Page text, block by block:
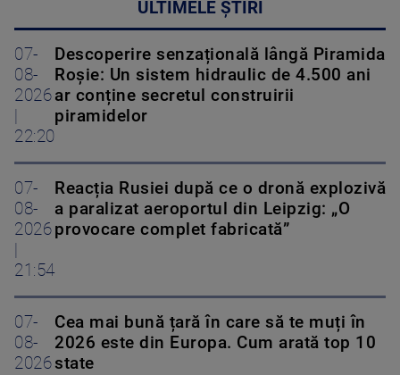
ULTIMELE ȘTIRI
07-
08-
2026
22:20
Descoperire senzațională lângă Piramida
Roșie: Un sistem hidraulic de 4.500 ani
ar conține secretul construirii
piramidelor
07-
08-
2026
21:54
Reacția Rusiei după ce o dronă explozivă
a paralizat aeroportul din Leipzig: „O
provocare complet fabricată”
07-
08-
2026
Cea mai bună țară în care să te muți în
2026 este din Europa. Cum arată top 10
state